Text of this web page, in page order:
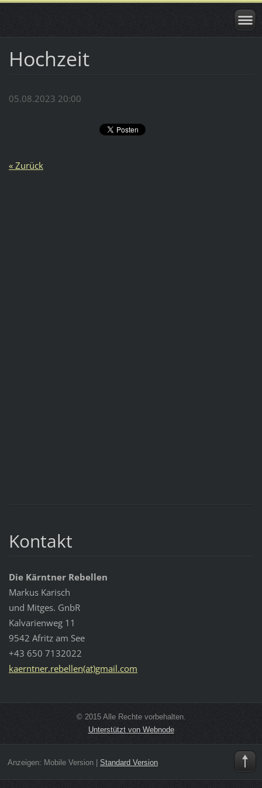
Hochzeit
05.08.2023 20:00
« Zurück
Kontakt
Die Kärntner Rebellen
Markus Karisch
und Mitges. GnbR
Kalvarienweg 11
9542 Afritz am See
+43 650 7132022
kaerntner.rebellen(at)gmail.com
© 2015 Alle Rechte vorbehalten.
Unterstützt von Webnode
Anzeigen: Mobile Version| Standard Version